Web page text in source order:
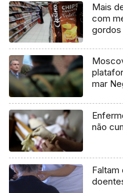
Mais
com
gordos
mar
não
Faltam